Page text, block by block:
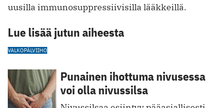
uusilla immunosuppressiivisilla lääkkeillä.
Lue lisää jutun aiheesta
VALKOPÄLVIIHO
Punainen ihottuma nivusessa
voi olla nivussilsa